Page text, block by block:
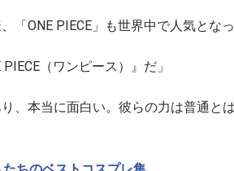
「ONE PIECE」も世界中で人気とな
（ワンピース）』だ」
り、本当に面白い。彼らの力は普通と